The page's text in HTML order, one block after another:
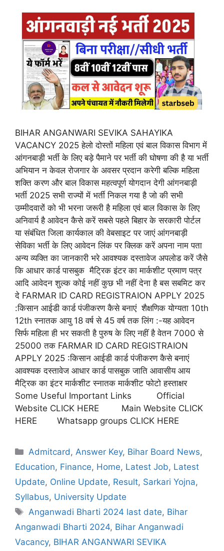
BIHAR ANGANWARI SEVIKA SAHAYIKA
VACANCY 2025 हेलो दोस्तों महिला एवं बाल विकास विभाग में
आंगनबाड़ी भर्ती के लिए बड़े पैमाने पर भर्ती की घोषणा की है या भर्ती
अभियान न केवल रोजगार के अवसर प्रदान करेगी बल्कि महिला
शक्ति करण और बाल विकास महत्वपूर्ण योगदान देगी आंगनबाड़ी
भर्ती 2025 सभी राज्यों में भर्ती निकल गया है जो की सभी
उम्मीदवारों को भी भरना जरूरी है महिला एवं बाल विकास के लिए
अनिवार्य है आवेदन कैसे करें सबसे पहले बिहार के सरकारी पोर्टल
या संबंधित जिला कार्यकाल की वेबसाइट पर जाएं आंगनबाड़ी
सेविका भर्ती के लिए आवेदन लिंक पर क्लिक करें अपना नाम पता
अन्य व्यक्ति का जानकारी भरे आवश्यक दस्तावेज अपलोड करें जैसे
कि आधार कार्ड पासबुक मैट्रिक इंटर का मार्कशीट प्रमाण पत्र
आदि आवेदन शुल्क कोई नहीं कुछ भी नहीं देना है बस सबमिट कर
दे FARMAR ID CARD REGISTRAION APPLY 2025
:किसान आईडी कार्ड पंजीकरण कैसे बनाएं शैक्षणिक योग्यता 10th
12th स्नातक आयु 18 वर्ष से 45 वर्ष तक लिंग :-यह आवेदन
सिर्फ महिला ही भर सकती है पुरुष के लिए नहीं है वेतन 7000 से
25000 तक FARMAR ID CARD REGISTRAION
APPLY 2025 :किसान आईडी कार्ड पंजीकरण कैसे बनाएं
आवश्यक दस्तावेज आधार कार्ड पासबुक जाति आवासीय आय
मैट्रिक का इंटर मार्कशीट स्नातक मार्कशीट फोटो हस्ताक्षर
Some Useful Important Links Official
Website CLICK HERE Main Website CLICK
HERE Whatsapp groups CLICK HERE
Admitcard , Answer Key, Bihar Board News,
Education, Finance, Home, Latest Job, Latest
Update, Online Update, Result, Sarkari Yojna,
Syllabus, University Update
Anganwadi Bharti 2024 last date, Bihar
Anganwadi Bharti 2024, Bihar Anganwadi
Vacancy, BIHAR ANGANWARI SEVIKA